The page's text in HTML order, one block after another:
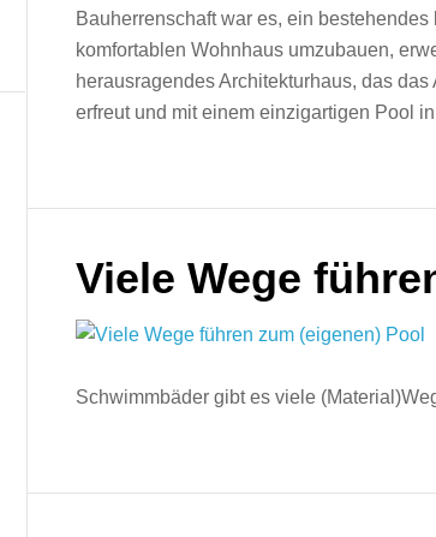
Bauherrenschaft war es, ein
komfortablen Wohnhaus umzubauen,
herausragendes Architekturhaus, das
erfreut und mit einem einzigartigen Pool
Viele Wege
Schwimmbäder gibt es viele